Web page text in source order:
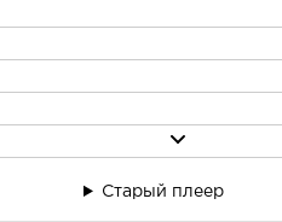
Старый плеер